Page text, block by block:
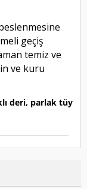
geçiş
temiz ve
ve kuru
deri, parlak tüy